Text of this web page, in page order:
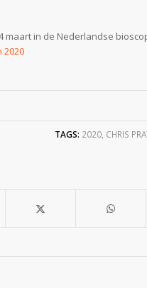
maart in de Nederlandse
2020
TAGS: 2020 CHRIS